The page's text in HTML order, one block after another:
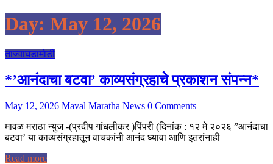
Day: May 12, 2026
ताज्याघडामोडी
*’आनंदाचा बटवा’ काव्यसंग्रहाचे प्रकाशन संपन्न*
May 12, 2026 Maval Maratha News 0 Comments
मावळ मराठा न्युज -(प्रदीप गांधलीकर )पिंपरी (दिनांक : १२ मे २०२६ ”आनंदाचा
बटवा’ या काव्यसंग्रहातून वाचकांनी आनंद घ्यावा आणि इतरांनाही
Read more